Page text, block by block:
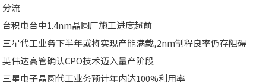
分流
台积电台中1.4nm晶圆厂施工进度超前
三星代工业务下半年或将实现产能满载,2nm制程良率仍存阻碍
英伟达高管确认CPO技术迈入量产阶段
三星电子晶圆代工业务预计年内达100%利用率